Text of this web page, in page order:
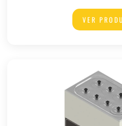
VER